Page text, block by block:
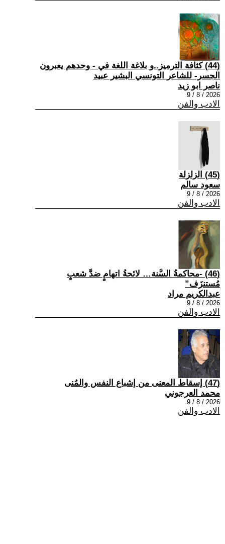
(44) كثافة الترميز..و بلاغة اللغة في - وحدهم يعبرون
الجسر- للشاعر التونسي البشير عبيد
ناصر ابو زيد
2026 / 8 / 9
الادب والفن
(45) الزلزلة
سعود سالم
2026 / 8 / 9
الادب والفن
(46) -محاكمةُ السَّنة… لائحةُ اتهامٍ ضدَّ شعبٍ
مُستنزَف”
عبدالكريم مراد
2026 / 8 / 9
الادب والفن
(47) إسقاط المعنى من إشباع النفس والمُنى
محمد العرجوني
2026 / 8 / 9
الادب والفن